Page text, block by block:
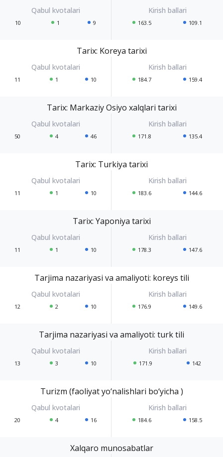
10 1 9 163.5 109.1
Tarix: Koreya tarixi
11 1 10 184.7 159.4
Tarix: Markaziy Osiyo xalqlari tarixi
50 4 46 171.8 135.4
Tarix: Turkiya tarixi
11 1 10 183.6 144.6
Tarix: Yaponiya tarixi
11 1 10 178.3 147.6
Tarjima nazariyasi va amaliyoti: koreys tili
12 2 10 176.9 149.6
Tarjima nazariyasi va amaliyoti: turk tili
13 3 10 171.9 142
Turizm (faoliyat yo‘nalishlari bo‘yicha )
20 4 16 184.6 158.5
Xalqaro munosabatlar